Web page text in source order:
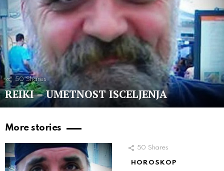
50 Shares
REIKI – UMETNOST ISCELJENJA
More stories
50 Shares
HOROSKOP